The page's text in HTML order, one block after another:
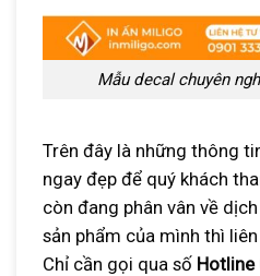
Mẫu decal chuyên
Trên đây là những thông
ngay đẹp để quý khách
còn đang phân vân về
sản phẩm của mình thì
Chỉ cần gọi qua số Hotline